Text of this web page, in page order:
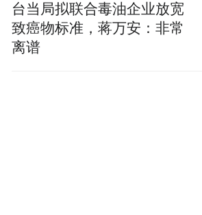
台当局拟联合毒油企业放宽
致癌物标准，蒋万安：非常
离谱